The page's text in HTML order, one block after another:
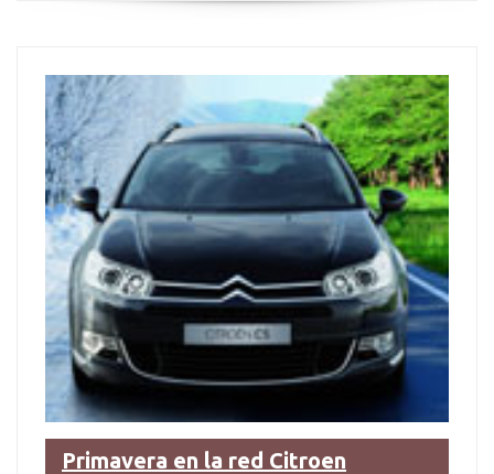
Primavera en la red Citroen